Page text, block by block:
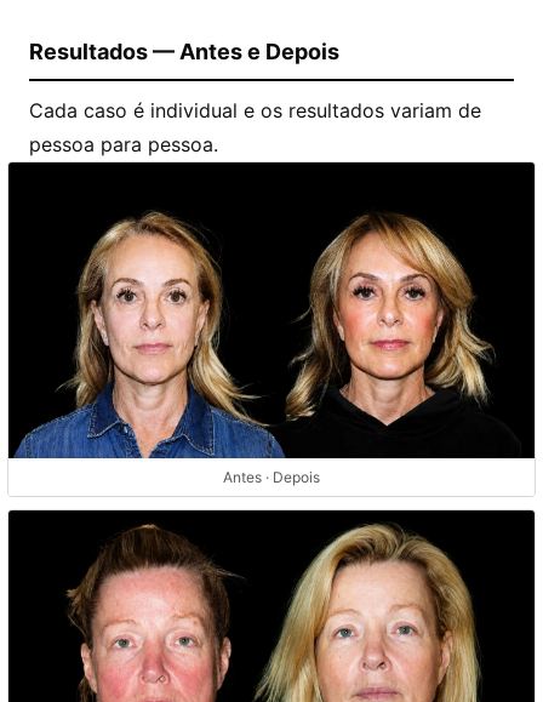
Resultados — Antes e Depois
Cada caso é individual e os resultados variam de
pessoa para pessoa.
Antes · Depois